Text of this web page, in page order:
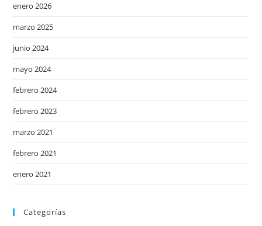
enero 2026
marzo 2025
junio 2024
mayo 2024
febrero 2024
febrero 2023
marzo 2021
febrero 2021
enero 2021
Categorías